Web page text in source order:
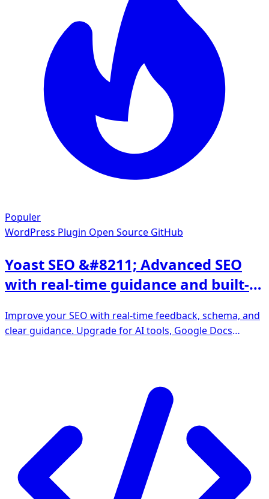
Populer
WordPress Plugin Open Source GitHub
Yoast SEO &#8211; Advanced SEO
with real-time guidance and built-in
Improve your SEO with real-time feedback, schema, and
clear guidance. Upgrade for AI tools, Google Docs